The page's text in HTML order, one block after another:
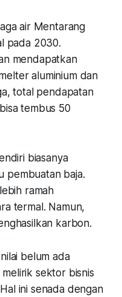
air Mentarang
pada 2030.
mendapatkan
aluminium dan
total pendapatan
tembus 50
biasanya
pembuatan baja.
ramah
termal. Namun,
karbon.
belum ada
sektor bisnis
ini senada dengan